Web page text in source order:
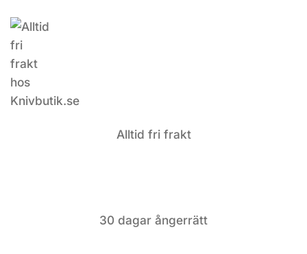
Alltid fri frakt
30 dagar ångerrätt